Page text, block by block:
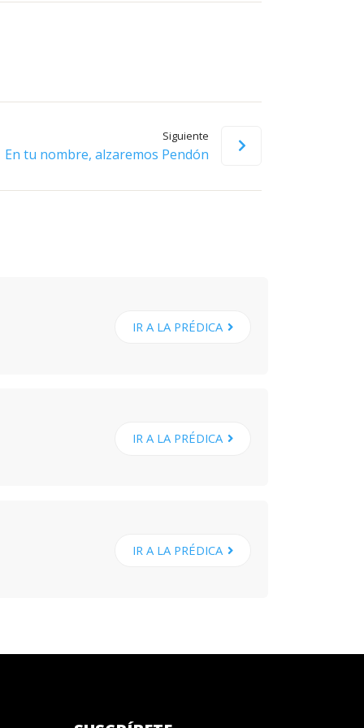
o
el
Siguiente
En tu nombre, alzaremos Pendón
IR A LA PRÉDICA
IR A LA PRÉDICA
IR A LA PRÉDICA